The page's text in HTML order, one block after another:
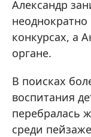
Александр
конкурсах, а
органе.
В поисках
воспитания
перебралась
среди